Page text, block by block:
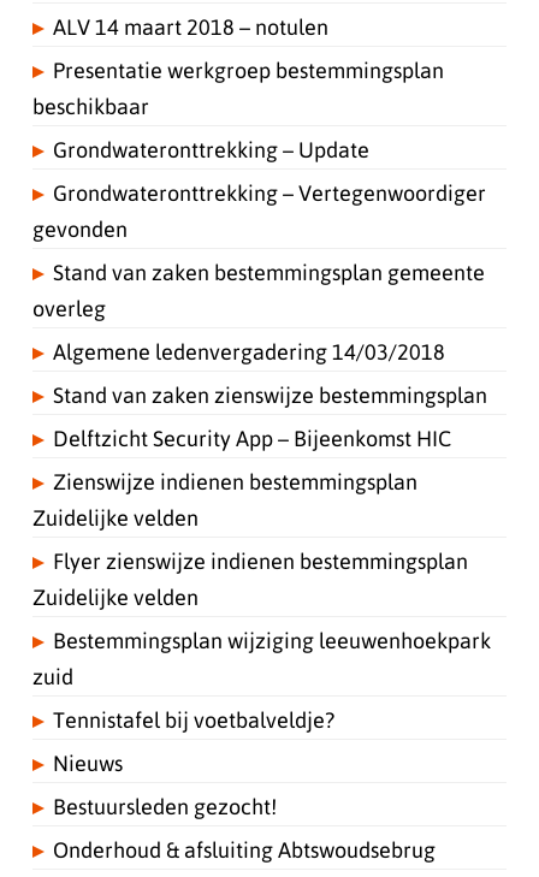
ALV 14 maart 2018 – notulen
Presentatie werkgroep bestemmingsplan
beschikbaar
Grondwateronttrekking – Update
Grondwateronttrekking – Vertegenwoordiger
gevonden
Stand van zaken bestemmingsplan gemeente
overleg
Algemene ledenvergadering 14/03/2018
Stand van zaken zienswijze bestemmingsplan
Delftzicht Security App – Bijeenkomst HIC
Zienswijze indienen bestemmingsplan
Zuidelijke velden
Flyer zienswijze indienen bestemmingsplan
Zuidelijke velden
Bestemmingsplan wijziging leeuwenhoekpark
zuid
Tennistafel bij voetbalveldje?
Nieuws
Bestuursleden gezocht!
Onderhoud & afsluiting Abtswoudsebrug